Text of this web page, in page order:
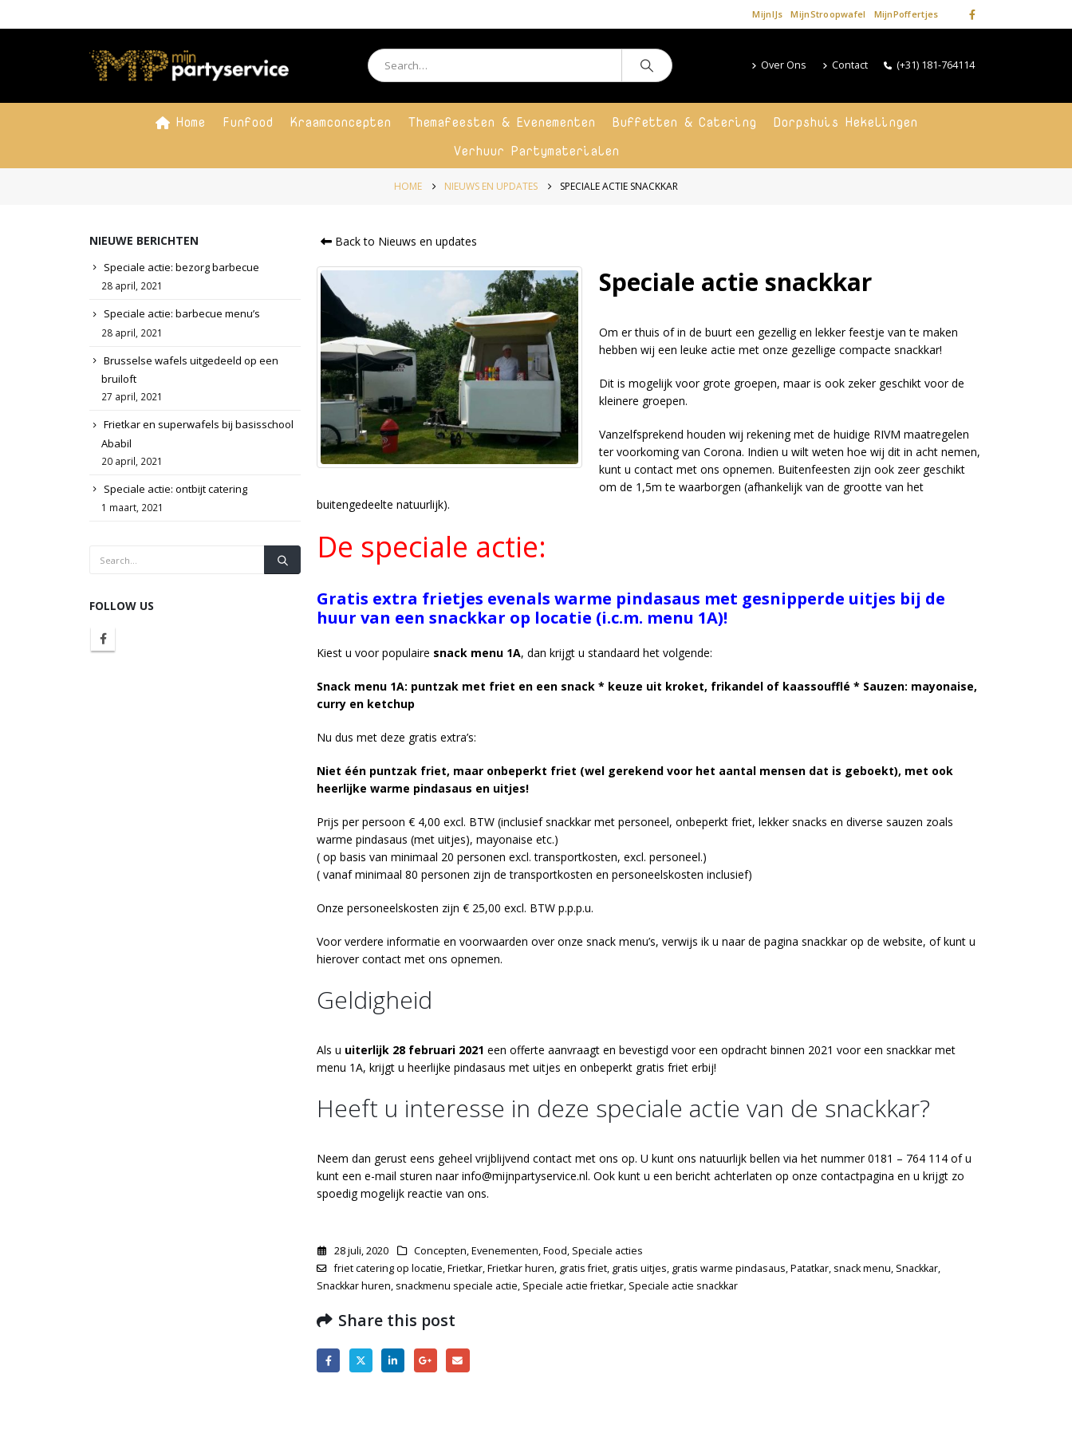
MijnIJs MijnStroopwafel MijnPoffertjes
Over Ons Contact (+31) 181-764114
Home Funfood Kraamconcepten Themafeesten & Evenementen Buffetten & Catering
Dorpshuis Hekelingen
Verhuur Partymaterialen
HOME NIEUWS EN UPDATES SPECIALE ACTIE SNACKKAR
Back to Nieuws en updates
Speciale actie snackkar
Om er thuis of in de buurt een gezellig en lekker feestje van te maken
hebben wij een leuke actie met onze gezellige compacte snackkar!
Dit is mogelijk voor grote groepen, maar is ook zeker geschikt voor de
kleinere groepen.
Vanzelfsprekend houden wij rekening met de huidige RIVM maatregelen
ter voorkoming van Corona. Indien u wilt weten hoe wij dit in acht nemen,
kunt u contact met ons opnemen. Buitenfeesten zijn ook zeer geschikt
om de 1,5m te waarborgen (afhankelijk van de grootte van het
buitengedeelte natuurlijk).
De speciale actie:
Gratis extra frietjes evenals warme pindasaus met gesnipperde uitjes bij de
huur van een snackkar op locatie (i.c.m. menu 1A)!
Kiest u voor populaire snack menu 1A, dan krijgt u standaard het volgende:
Snack menu 1A: puntzak met friet en een snack * keuze uit kroket, frikandel of kaassoufflé * Sauzen: mayonaise,
curry en ketchup
Nu dus met deze gratis extra’s:
Niet één puntzak friet, maar onbeperkt friet (wel gerekend voor het aantal mensen dat is geboekt), met ook
heerlijke warme pindasaus en uitjes!
Prijs per persoon € 4,00 excl. BTW (inclusief snackkar met personeel, onbeperkt friet, lekker snacks en diverse sauzen zoals
warme pindasaus (met uitjes), mayonaise etc.)
( op basis van minimaal 20 personen excl. transportkosten, excl. personeel.)
( vanaf minimaal 80 personen zijn de transportkosten en personeelskosten inclusief)
Onze personeelskosten zijn € 25,00 excl. BTW p.p.p.u.
Voor verdere informatie en voorwaarden over onze snack menu’s, verwijs ik u naar de pagina snackkar op de website, of kunt u
hierovercontact met ons opnemen.
Geldigheid
Als u uiterlijk 28 februari 2021 een offerte aanvraagt en bevestigd voor een opdracht binnen 2021 voor een snackkar met
menu 1A, krijgt u heerlijke pindasaus met uitjes en onbeperkt gratis friet erbij!
Heeft u interesse in deze speciale actie van de snackkar?
Neem dan gerust eens geheel vrijblijvend contact met ons op. U kunt ons natuurlijk bellen via het nummer 0181 – 764 114 of u
kunt een e-mail sturen naarinfo@mijnpartyservice.nl. Ook kunt u een bericht achterlaten op onze contactpagina en u krijgt zo
spoedig mogelijk reactie van ons.
28 juli, 2020 Concepten,Evenementen,Food, Speciale acties
friet catering op locatie,Frietkar,Frietkar huren, gratis friet, gratis uitjes, gratis warme pindasaus,Patatkar, snack menu, Snackkar,
Snackkar huren, snackmenu speciale actie, Speciale actie frietkar, Speciale actie snackkar
Share this post
NIEUWE BERICHTEN
Speciale actie: bezorg barbecue
28 april, 2021
Speciale actie: barbecue menu’s
28 april, 2021
Brusselse wafels uitgedeeld op een
bruiloft
27 april, 2021
Frietkar en superwafels bij basisschool
Ababil
20 april, 2021
Speciale actie: ontbijt catering
1 maart, 2021
FOLLOW US